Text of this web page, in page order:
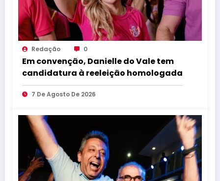
Redação 0
Em convenção, Danielle do Vale tem
candidatura à reeleição homologada
7 De Agosto De 2026